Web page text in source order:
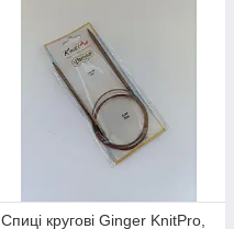
Спиці кругові Ginger KnitPro,